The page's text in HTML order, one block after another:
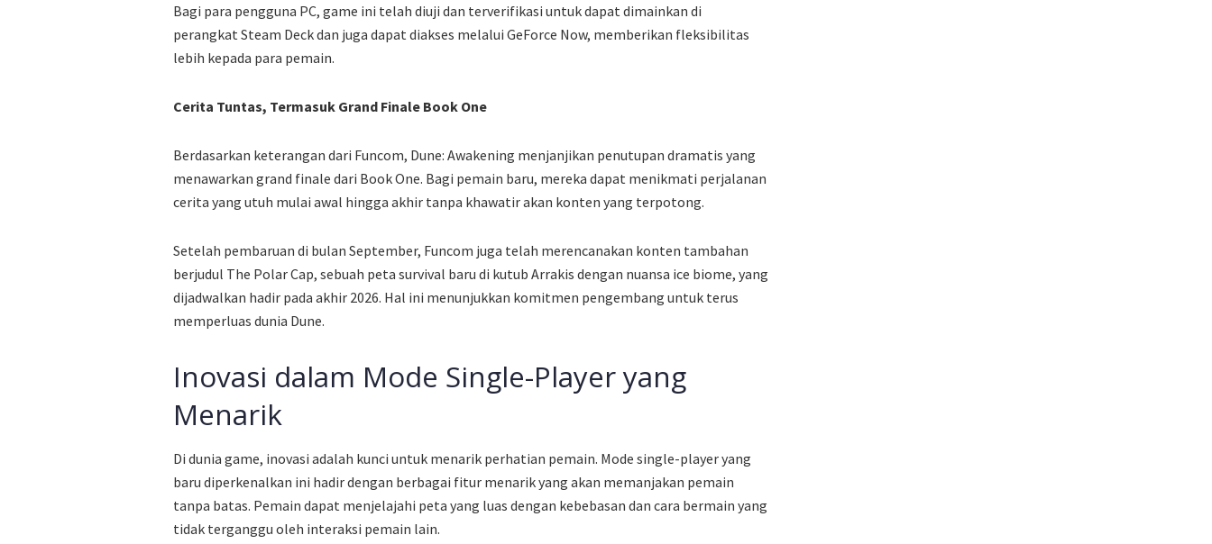
Bagi para pengguna PC, game ini telah diuji dan terverifikasi untuk dapat dimainkan di
perangkat Steam Deck dan juga dapat diakses melalui GeForce Now, memberikan fleksibilitas
lebih kepada para pemain.
Cerita Tuntas, Termasuk Grand Finale Book One
Berdasarkan keterangan dari Funcom, Dune: Awakening menjanjikan penutupan dramatis yang
menawarkan grand finale dari Book One. Bagi pemain baru, mereka dapat menikmati perjalanan
cerita yang utuh mulai awal hingga akhir tanpa khawatir akan konten yang terpotong.
Setelah pembaruan di bulan September, Funcom juga telah merencanakan konten tambahan
berjudul The Polar Cap, sebuah peta survival baru di kutub Arrakis dengan nuansa ice biome, yang
dijadwalkan hadir pada akhir 2026. Hal ini menunjukkan komitmen pengembang untuk terus
memperluas dunia Dune.
Inovasi dalam Mode Single-Player yang
Menarik
Di dunia game, inovasi adalah kunci untuk menarik perhatian pemain. Mode single-player yang
baru diperkenalkan ini hadir dengan berbagai fitur menarik yang akan memanjakan pemain
tanpa batas. Pemain dapat menjelajahi peta yang luas dengan kebebasan dan cara bermain yang
tidak terganggu oleh interaksi pemain lain.